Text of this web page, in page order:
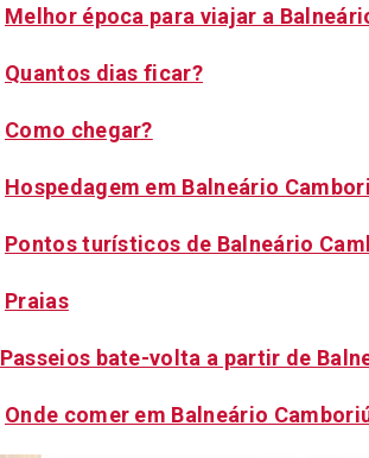
Melhor época para viajar a
Quantos dias ficar?
Como chegar?
Hospedagem em Balneário
Pontos turísticos de Balneário
Praias
Passeios bate-volta a partir de
Onde comer em Balneário